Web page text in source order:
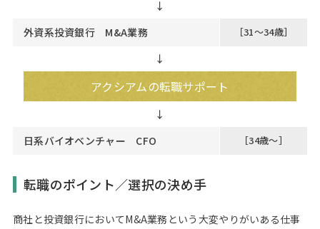
外資系投資銀行 M&A業務 ［31～34歳］
↓
アクシアムの転職サポート
日系バイオベンチャー CFO ［34歳～］
転職のポイント／選択の決め手
商社と投資銀行においてM&A業務という大変やりがいある仕事